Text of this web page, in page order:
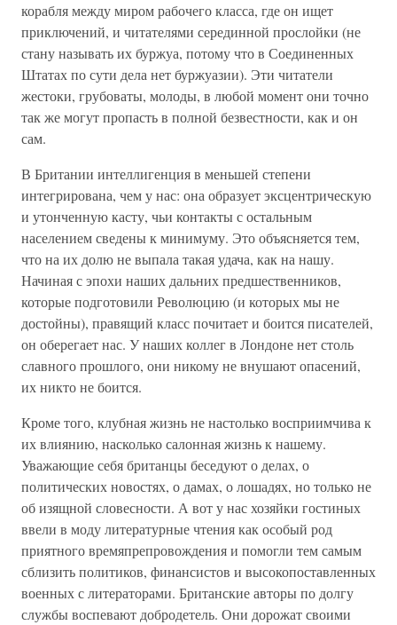
корабля между миром рабочего класса, где он ищет
приключений, и читателями серединной прослойки (не
стану называть их буржуа, потому что в Соединенных
Штатах по сути дела нет буржуазии). Эти читатели
жестоки, грубоваты, молоды, в любой момент они точно
так же могут пропасть в полной безвестности, как и он
сам.
В Британии интеллигенция в меньшей степени
интегрирована, чем у нас: она образует эксцентрическую
и утонченную касту, чьи контакты с остальным
населением сведены к минимуму. Это объясняется тем,
что на их долю не выпала такая удача, как на нашу.
Начиная с эпохи наших дальних предшественников,
которые подготовили Революцию (и которых мы не
достойны), правящий класс почитает и боится писателей,
он оберегает нас. У наших коллег в Лондоне нет столь
славного прошлого, они никому не внушают опасений,
их никто не боится.
Кроме того, клубная жизнь не настолько восприимчива к
их влиянию, насколько салонная жизнь к нашему.
Уважающие себя британцы беседуют о делах, о
политических новостях, о дамах, о лошадях, но только не
об изящной словесности. А вот у нас хозяйки гостиных
ввели в моду литературные чтения как особый род
приятного времяпрепровождения и помогли тем самым
сблизить политиков, финансистов и высокопоставленных
военных с литераторами. Британские авторы по долгу
службы воспевают добродетель. Они дорожат своими